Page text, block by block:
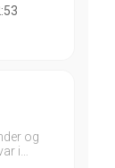
og
i…